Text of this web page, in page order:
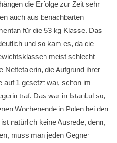
die Erfolge zur Zeit sehr
auch aus benachbarten
für die 53 kg Klasse. Das
und so kam es, da die
meist schlecht
Nettetalerin, die Aufgrund ihrer
auf 1 gesetzt war, schon im
traf. Das war in Istanbul so,
Wochenende in Polen bei den
natürlich keine Ausrede, denn,
muss man jeden Gegner